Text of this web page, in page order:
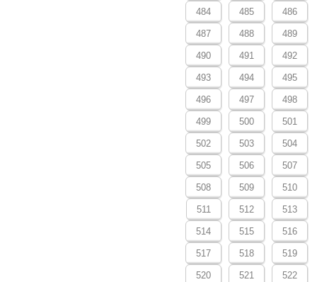
484 485 486
487 488 489
490 491 492
493 494 495
496 497 498
499 500 501
502 503 504
505 506 507
508 509 510
511 512 513
514 515 516
517 518 519
520 521 522